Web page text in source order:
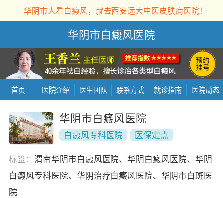
华阴市人看白癜风，就去西安远大中医皮肤病医院！
华阴市白癜风医院
首页 医院介绍 医生团队 联系方式 就诊指南 医院动态
华阴市白癜风医院
白癜风专科医院
医保定点
标签： 渭南华阴市白癜风医院、华阴白癜风医院、华阴
白癜风专科医院、华阴治疗白癜风医院、华阴市白斑医
院